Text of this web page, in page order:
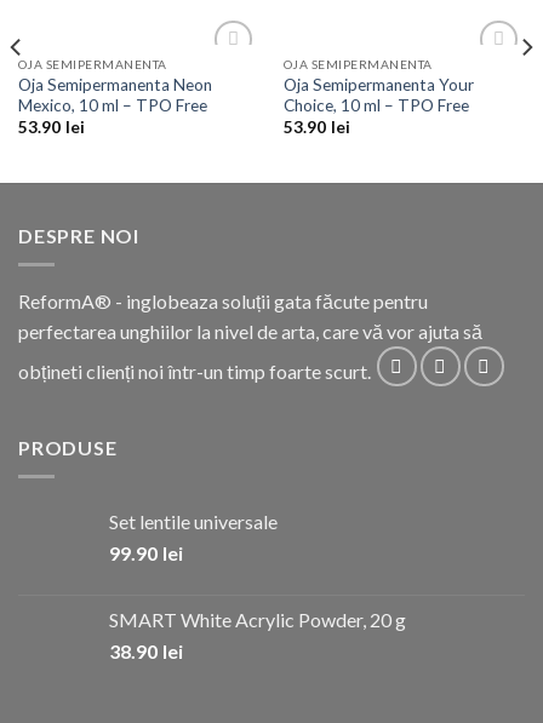
Wishlist
OJA SEMIPERMANENTA
Oja Semipermanenta Neon
Mexico, 10 ml – TPO Free
53.90 lei
Wishlist
OJA SEMIPERMANENTA
Oja Semipermanenta Your
Choice, 10 ml – TPO Free
53.90 lei
DESPRE NOI
ReformA® - inglobeaza soluții gata făcute pentru
perfectarea unghiilor la nivel de arta, care vă vor ajuta să
obțineti clienți noi într-un timp foarte scurt.
PRODUSE
Set lentile universale
99.90 lei
SMART White Acrylic Powder, 20 g
38.90 lei